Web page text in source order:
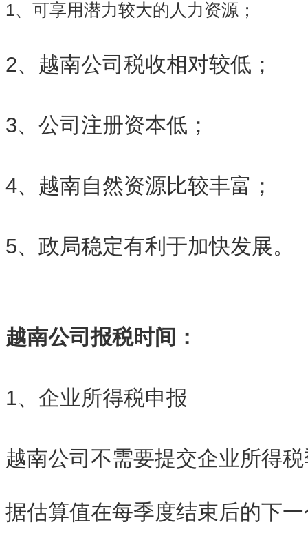
1、可享用潜力较大的人力资源；
2、越南公司税收相对较低；
3、公司注册资本低；
4、越南自然资源比较丰富；
5、政局稳定有利于加快发展。
越南公司报税时间：
1、企业所得税申报
越南公司不需要提交企业所得
据估算值在每季度结束后的下